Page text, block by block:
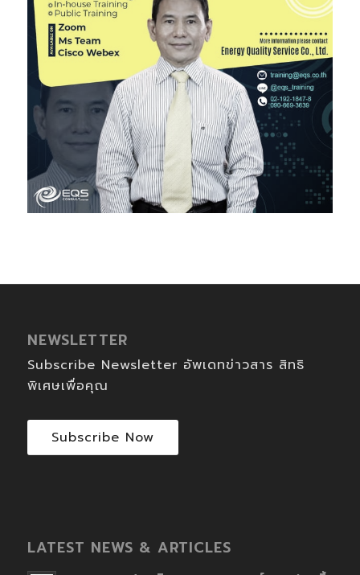
NEWSLETTER
Subscribe Newsletter อัพเดทข่าวสาร สิทธิ
พิเศษเพื่อคุณ
Subscribe Now
LATEST NEWS & ARTICLES